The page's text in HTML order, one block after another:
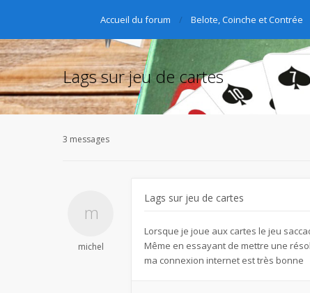
Accueil du forum Belote, Coinche et Contrée
Lags sur jeu de cartes
3 messages
michel
Lags sur jeu de cartes
Lorsque je joue aux cartes le jeu
Même en essayant de mettre une
ma connexion internet est très bonne